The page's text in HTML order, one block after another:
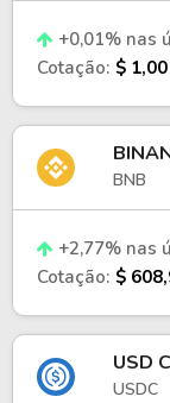
+0,01% nas
Cotação: $ 1,00
BNB
+2,77% nas
Cotação: $
USD
USDC